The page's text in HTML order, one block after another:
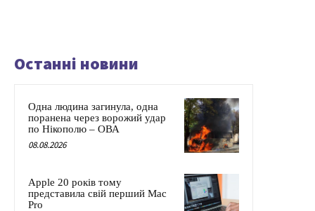
Останні новини
Одна людина загинула, одна
поранена через ворожий удар
по Нікополю – ОВА
08.08.2026
Apple 20 років тому
представила свій перший Mac
Pro